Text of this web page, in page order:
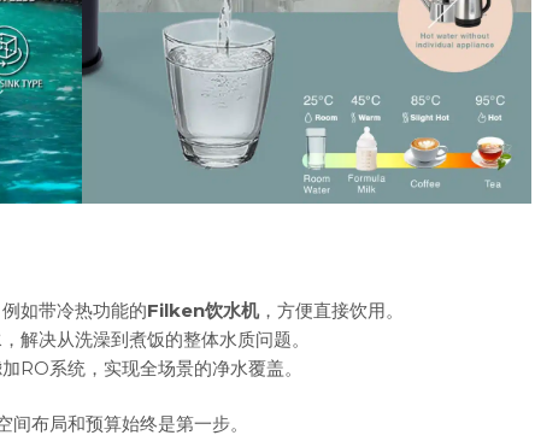
如带冷热功能的Filken饮水机，方便直接饮用。
解决从洗澡到煮饭的整体水质问题。
RO系统，实现全场景的净水覆盖。
布局和预算始终是第一步。